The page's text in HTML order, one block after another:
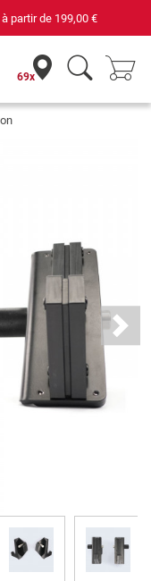
partir de 199,00 €
69x
Next